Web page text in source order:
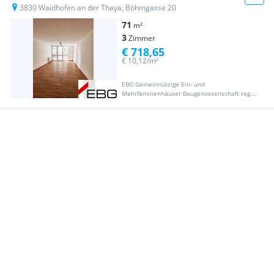
3830 Waidhofen an der Thaya, Böhmgasse 20
71 m²
3Zimmer
EBG Gemeinnützige Ein- und
Mehrfamilienhäuser Baugenossenschaft reg.
€ 10,12/m²
€ 718,65